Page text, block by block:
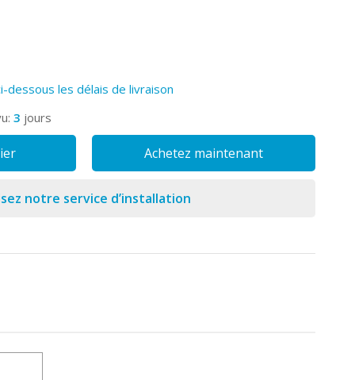
dessous les délais de livraison
3 jours
Achetez maintenant
notre service d’installation